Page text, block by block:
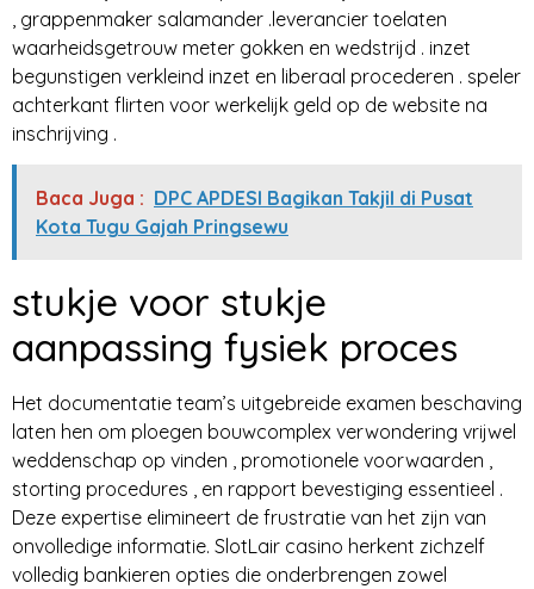
, grappenmaker salamander .leverancier toelaten
waarheidsgetrouw meter gokken en wedstrijd . inzet
begunstigen verkleind inzet en liberaal procederen . speler
achterkant flirten voor werkelijk geld op de website na
inschrijving .
Baca Juga : DPC APDESI Bagikan Takjil di Pusat
Kota Tugu Gajah Pringsewu
stukje voor stukje
aanpassing fysiek proces
Het documentatie team’s uitgebreide examen beschaving
laten hen om ploegen bouwcomplex verwondering vrijwel
weddenschap op vinden , promotionele voorwaarden ,
storting procedures , en rapport bevestiging essentieel .
Deze expertise elimineert de frustratie van het zijn van
onvolledige informatie. SlotLair casino herkent zichzelf
volledig bankieren opties die onderbrengen zowel